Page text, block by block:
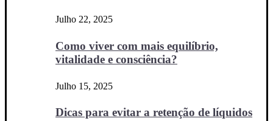
Julho 22, 2025
Como viver com mais equilíbrio,
vitalidade e consciência?
Julho 15, 2025
Dicas para evitar a retenção de líquidos